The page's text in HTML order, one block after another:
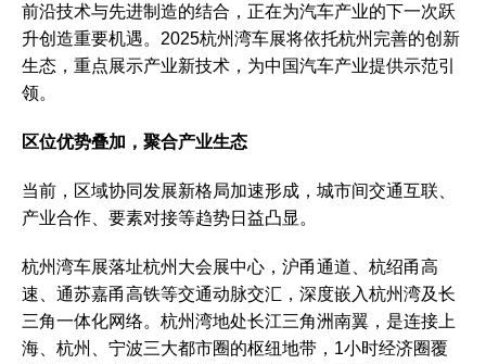
前沿技术与先进制造的结合，正在为汽车产业的下一次跃
升创造重要机遇。2025杭州湾车展将依托杭州完善的创新
生态，重点展示产业新技术，为中国汽车产业提供示范引
领。
区位优势叠加，聚合产业生态
当前，区域协同发展新格局加速形成，城市间交通互联、
产业合作、要素对接等趋势日益凸显。
杭州湾车展落址杭州大会展中心，沪甬通道、杭绍甬高
速、通苏嘉甬高铁等交通动脉交汇，深度嵌入杭州湾及长
三角一体化网络。杭州湾地处长江三角洲南翼，是连接上
海、杭州、宁波三大都市圈的枢纽地带，1小时经济圈覆